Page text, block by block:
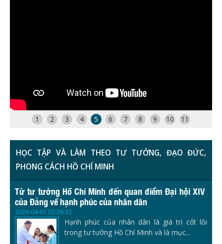
1 2 3 4 5 6 7 8 9 10 11
HỌC TẬP VÀ LÀM THEO TƯ TƯỞNG, ĐẠO ĐỨC,
PHONG CÁCH HỒ CHÍ MINH
Từ tư tưởng Hồ Chí Minh đến quan điểm Đại hội XIV
của Đảng về hạnh phúc của nhân dân
2026-04-01 02:26:32
Hạnh phúc của nhân dân là giá trị cốt lõi
trong tư tưởng Hồ Chí Minh và là mục...